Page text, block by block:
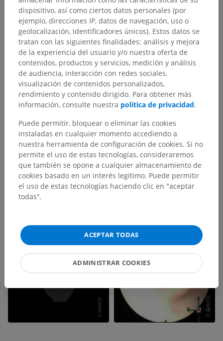
dispositivo, así como ciertos datos personales (por
ejemplo, direcciones IP, datos de navegación, uso o
geolocalización, identificadores únicos). Estos datos se
tratan con las siguientes finalidades: análisis y mejora
de la experiencia del usuario y/o nuestra oferta de
contenidos, productos y servicios, medición y análisis
de audiencia, interacción con redes sociales,
visualización de contenidos personalizados,
rendimiento y contenido dirigido. Para obtener más
información, consulte nuestra política de privacidad.
Puede permitir, bloquear o eliminar las cookies
instaladas en cualquier momento accediendo a
nuestra herramienta de configuración de cookies. Si no
permite el uso de estas tecnologías, consideraremos
que también se opone a cualquier almacenamiento de
cookies basado en un interés legítimo. Puede permitir
el uso de estas tecnologías haciendo clic en "aceptar
todas".
ACEPTAR TODAS
ADMINISTRAR COOKIES